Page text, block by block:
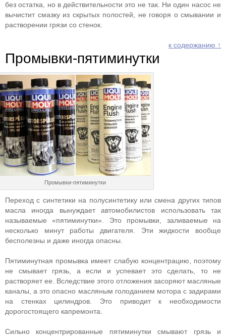
без остатка, но в действительности это не так. Ни один насос не
вычистит смазку из скрытых полостей, не говоря о смывании и
растворении грязи со стенок.
к содержанию ↑
Промывки-пятиминутки
Промывки-пятиминутки
Переход с синтетики на полусинтетику или смена других типов
масла иногда вынуждает автомобилистов использовать так
называемые «пятиминутки». Это промывки, заливаемые на
несколько минут работы двигателя. Эти жидкости вообще
бесполезны и даже иногда опасны.
Пятиминутная промывка имеет слабую концентрацию, поэтому
не смывает грязь, а если и успевает это сделать, то не
растворяет ее. Вследствие этого отложения засоряют масляные
каналы, а это опасно масляным голоданием мотора с задирами
на стенках цилиндров. Это приводит к необходимости
дорогостоящего капремонта.
Сильно концентрированные пятиминутки смывают грязь и